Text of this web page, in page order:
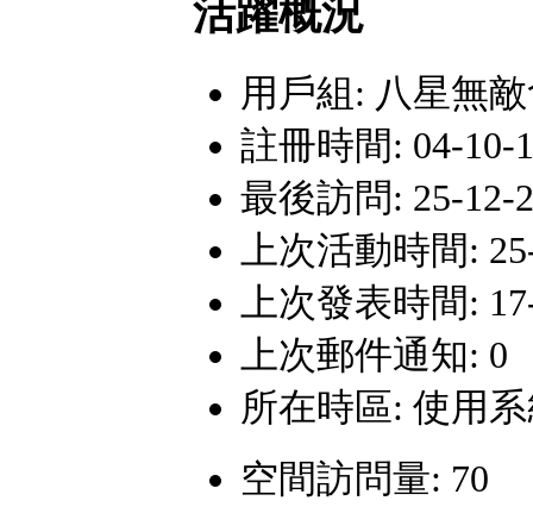
活躍概況
用戶組: 八星無
註冊時間: 04-10-
最後訪問: 25-12-
上次活動時間:
上次發表時間:
上次郵件通知: 0
所在時區: 使用
空間訪問量: 70